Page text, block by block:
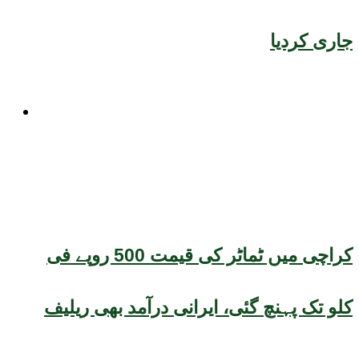
جاری کردیا
کراچی میں ٹماٹر کی قیمت 500 روپے فی
کلو تک پہنچ گئی، ایرانی درآمد بھی ریلیف